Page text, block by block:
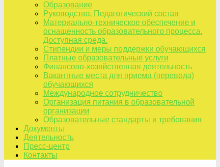
Образование
Руководство. Педагогический состав
Материально-техническое обеспечение и
оснащенность образовательного процесса.
Доступная среда.
Стипендии и меры поддержки обучающихся
Платные образовательные услуги
Финансово-хозяйственная деятельность
Вакантные места для приема (перевода)
обучающихся
Международное сотрудничество
Организация питания в образовательной
организации
Образовательные стандарты и требования
Документы
Деятельность
Пресс-центр
Контакты